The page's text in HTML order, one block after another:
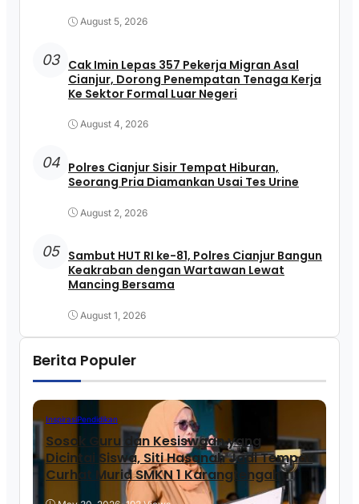
August 5, 2026
03 Cak Imin Lepas 357 Pekerja Migran Asal
Cianjur, Dorong Penempatan Tenaga Kerja
Ke Sektor Formal Luar Negeri
August 4, 2026
04 Polres Cianjur Sisir Tempat Hiburan,
Seorang Pria Diamankan Usai Tes Urine
August 2, 2026
05 Sambut HUT RI ke-81, Polres Cianjur Bangun
Keakraban dengan Wartawan Lewat
Mancing Bersama
August 1, 2026
Berita Populer
InspirasiPendidikan
Sosok Guru dan Kesiswaan yang
Dicintai Siswa, Siti Hasanah Jadi Tempat
Curhat Murid SMKN 1 Karangtengah